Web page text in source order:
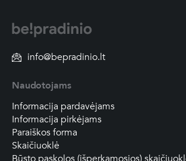
info@bepradinio.lt
Naudotojams
Informacija pardavėjams
Informacija pirkėjams
Paraiškos forma
Skaičiuoklė